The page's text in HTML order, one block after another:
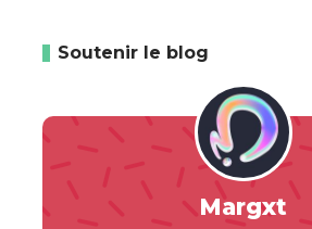
Soutenir le blog
Margxt